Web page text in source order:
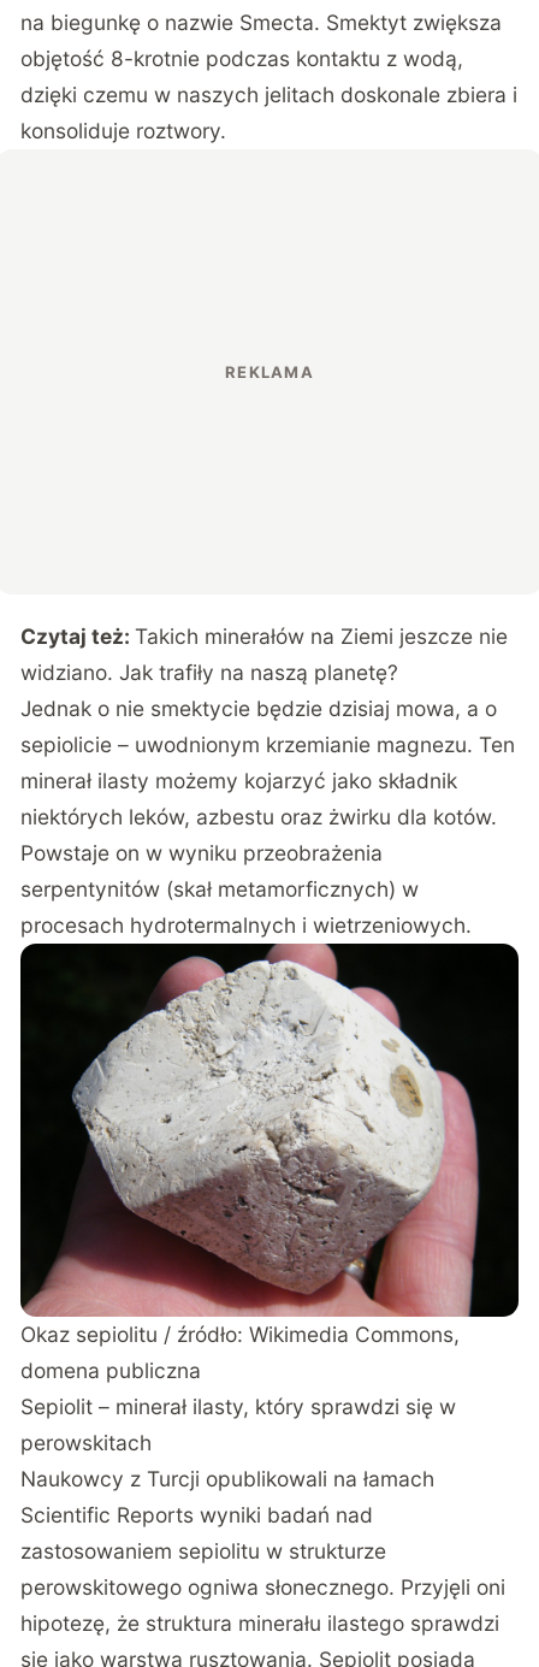
na biegunkę o nazwie Smecta. Smektyt zwiększa
objętość 8-krotnie podczas kontaktu z wodą,
dzięki czemu w naszych jelitach doskonale zbiera i
konsoliduje roztwory.
Czytaj też:Takich minerałów na Ziemi jeszcze nie
widziano. Jak trafiły na naszą planetę?
Jednak o nie smektycie będzie dzisiaj mowa, a o
sepiolicie – uwodnionym krzemianie magnezu. Ten
minerał ilasty możemy kojarzyć jako składnik
niektórych leków, azbestu oraz żwirku dla kotów.
Powstaje on w wyniku przeobrażenia
serpentynitów (skał metamorficznych) w
procesach hydrotermalnych i wietrzeniowych.
Okaz sepiolitu / źródło: Wikimedia Commons,
domena publiczna
Sepiolit – minerał ilasty, który sprawdzi się w
perowskitach
Naukowcy z Turcji opublikowali na łamach
Scientific Reports wyniki badań nad
zastosowaniem sepiolitu w strukturze
perowskitowego ogniwa słonecznego. Przyjęli oni
hipotezę, że struktura minerału ilastego sprawdzi
się jako warstwa rusztowania. Sepiolit posiada